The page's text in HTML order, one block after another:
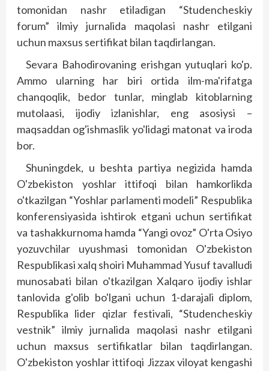
tomonidan nashr etiladigan “Studencheskiy
forum” ilmiy jurnalida maqolasi nashr etilgani
uchun maxsus sertifikat bilan taqdirlangan.
Sevara Bahodirovaning erishgan yutuqlari ko'p.
Ammo ularning har biri ortida ilm-ma'rifatga
chanqoqlik, bedor tunlar, minglab kitoblarning
mutolaasi, ijodiy izlanishlar, eng asosiysi –
maqsaddan og'ishmaslik yo'lidagi matonat va iroda
bor.
Shuningdek, u beshta partiya negizida hamda
O'zbekiston yoshlar ittifoqi bilan hamkorlikda
o'tkazilgan “Yoshlar parlamenti modeli” Respublika
konferensiyasida ishtirok etgani uchun sertifikat
va tashakkurnoma hamda “Yangi ovoz” O'rta Osiyo
yozuvchilar uyushmasi tomonidan O'zbekiston
Respublikasi xalq shoiri Muhammad Yusuf tavalludi
munosabati bilan o'tkazilgan Xalqaro ijodiy ishlar
tanlovida g'olib bo'lgani uchun 1-darajali diplom,
Respublika lider qizlar fes­tivali, “Studencheskiy
vestnik” ilmiy jurnalida maqolasi nashr etilgani
uchun maxsus sertifikatlar bilan taqdirlangan.
O'zbekiston yoshlar ittifoqi Jizzax viloyat kengashi